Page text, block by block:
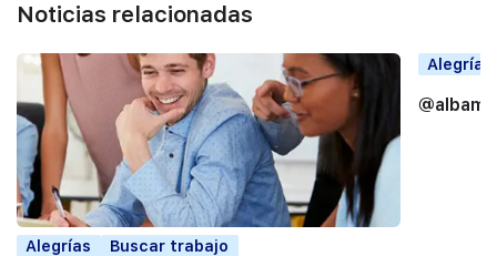
Noticias relacionadas
Alegrías
Buscar trabajo
Alegrías